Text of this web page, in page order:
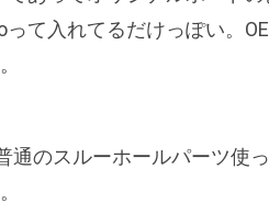
て入れてるだけっぽい。
通のスルーホールパーツ使